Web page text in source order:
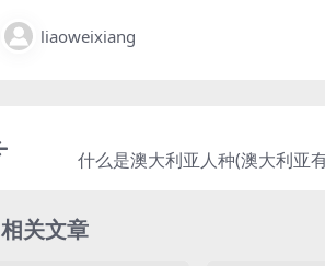
liaoweixiang
什么是澳大利亚人种(澳大利亚
相关文章